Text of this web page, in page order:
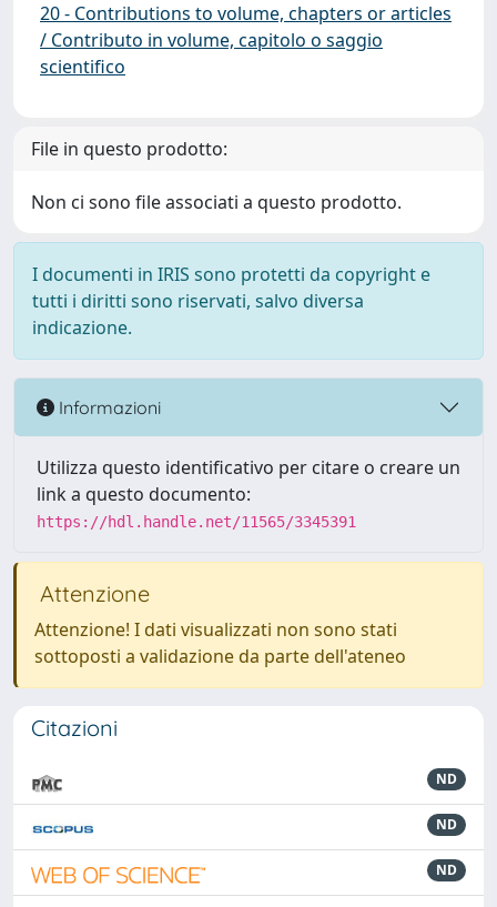
20 - Contributions to volume, chapters or articles
/ Contributo in volume, capitolo o saggio
scientifico
File in questo prodotto:
Non ci sono file associati a questo prodotto.
I documenti in IRIS sono protetti da copyright e
tutti i diritti sono riservati, salvo diversa
indicazione.
Informazioni
Utilizza questo identificativo per citare o creare un
link a questo documento:
https://hdl.handle.net/11565/3345391
Attenzione
Attenzione! I dati visualizzati non sono stati
sottoposti a validazione da parte dell'ateneo
Citazioni
ND
ND
ND